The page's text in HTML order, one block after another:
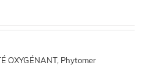
OXYGÉNANT, Phytomer